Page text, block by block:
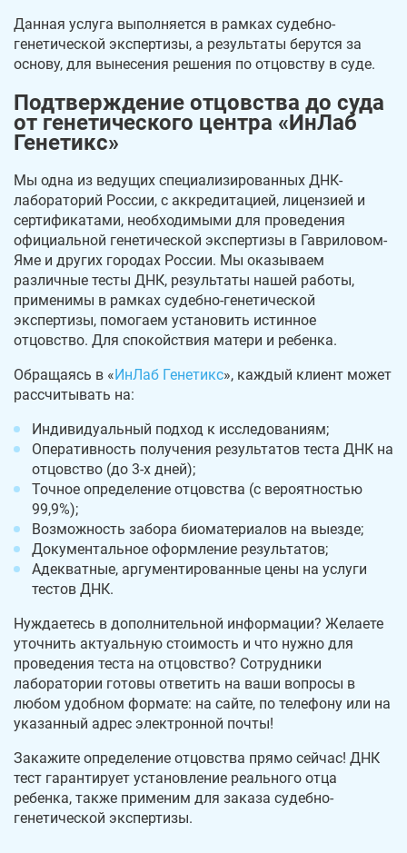
Данная услуга выполняется в рамках судебно-
генетической экспертизы, а результаты берутся за
основу, для вынесения решения по отцовству в суде.
Подтверждение отцовства до суда
от генетического центра «ИнЛаб
Генетикс»
Мы одна из ведущих специализированных ДНК-
лабораторий России, с аккредитацией, лицензией и
сертификатами, необходимыми для проведения
официальной генетической экспертизы в Гавриловом-
Яме и других городах России. Мы оказываем
различные тесты ДНК, результаты нашей работы,
применимы в рамках судебно-генетической
экспертизы, помогаем установить истинное
отцовство. Для спокойствия матери и ребенка.
Обращаясь в « ИнЛаб Генетикс», каждый клиент может
рассчитывать на:
Индивидуальный подход к исследованиям;
Оперативность получения результатов теста ДНК на
отцовство (до 3-х дней);
Точное определение отцовства (с вероятностью
99,9%);
Возможность забора биоматериалов на выезде;
Документальное оформление результатов;
Адекватные, аргументированные цены на услуги
тестов ДНК.
Нуждаетесь в дополнительной информации? Желаете
уточнить актуальную стоимость и что нужно для
проведения теста на отцовство? Сотрудники
лаборатории готовы ответить на ваши вопросы в
любом удобном формате: на сайте, по телефону или на
указанный адрес электронной почты!
Закажите определение отцовства прямо сейчас! ДНК
тест гарантирует установление реального отца
ребенка, также применим для заказа судебно-
генетической экспертизы.